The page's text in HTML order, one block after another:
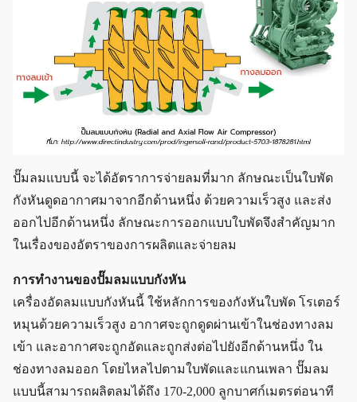
ปั๊มลมแบบนี้ จะได้อัตราการจ่ายลมที่มาก ลักษณะเป็นใบพัด
กังหันดูดอากาศมาจากอีกด้านหนึ่ง ด้วยความเร็วสูง และส่ง
ออกไปอีกด้านหนึ่ง ลักษณะการออกแบบใบพัดจึงสำคัญมาก
ในเรื่องของอัตราของการผลิตและจ่ายลม
การทำงานของปั๊มลมแบบกังหัน
เครื่องอัดลมแบบกังหันนี้ ใช้หลักการของกังหันใบพัด โรเตอร์
หมุนด้วยความเร็วสูง อากาศจะถูกดูดผ่านเข้าในช่องทางลม
เข้า และอากาศจะถูกอัดและถูกส่งต่อไปยังอีกด้านหนึ่ง ใน
ช่องทางลมออก โดยไหลไปตามใบพัดและแกนเพลา ปั๊มลม
แบบนี้สามารถผลิตลมได้ถึง 170-2,000 ลูกบาศก์เมตรต่อนาที